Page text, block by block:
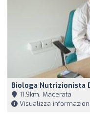
Biologa Nutrizionista
11,9km, Macerata
Visualizza